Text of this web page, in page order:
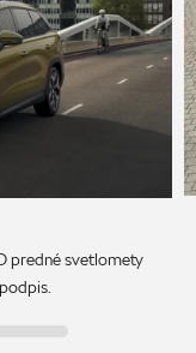
predné svetlomety